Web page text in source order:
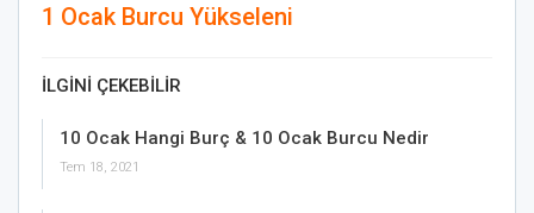
1 Ocak Burcu Yükseleni
İLGINI ÇEKEBILIR
10 Ocak Hangi Burç & 10 Ocak Burcu Nedir
Tem 18, 2021